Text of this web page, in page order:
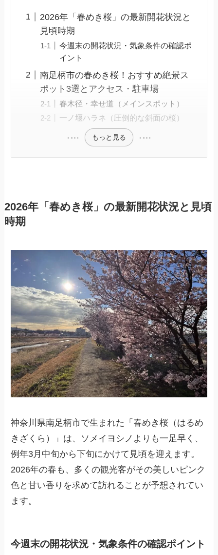
2026年「春めき桜」の最新開花状況と
見頃時期
今週末の開花状況・気象条件の確認ポ
イント
南足柄市の春めき桜！おすすめ絶景ス
ポット3選とアクセス・駐車場
春木径・幸せ道（メインスポット）
一ノ堰ハラネ（圧倒的な斜面の桜）
もっと見る
2026年「春めき桜」の最新開花状況と見頃
時期
神奈川県南足柄市で生まれた「春めき桜（はるめ
きざくら）」は、ソメイヨシノよりも一足早く、
例年3月中旬から下旬にかけて見頃を迎えます。
2026年の春も、多くの観光客がその美しいピンク
色と甘い香りを求めて訪れることが予想されてい
ます。
今週末の開花状況・気象条件の確認ポイント